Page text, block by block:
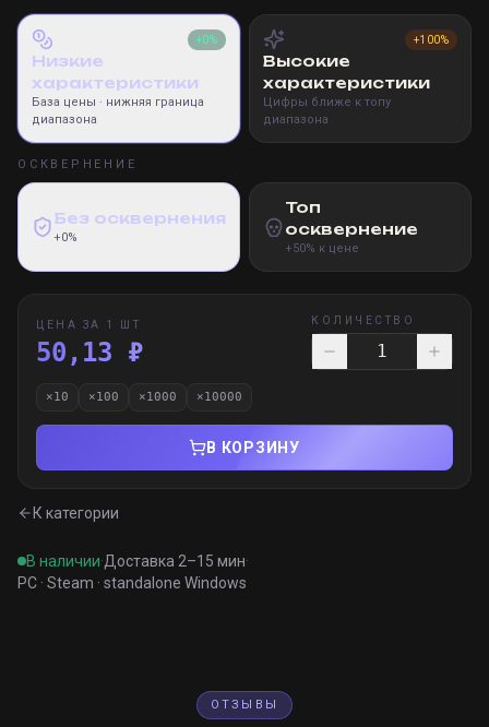
+0%
Низкие
характеристики
База цены · нижняя граница
диапазона
+100%
Высокие
характеристики
Цифры ближе к топу
диапазона
ОСКВЕРНЕНИЕ
Без осквернения
+0%
Топ
осквернение
+50% к цене
ЦЕНА ЗА 1 ШТ
50,13 ₽
КОЛИЧЕСТВО
×10 ×100 ×1000 ×10000
В КОРЗИНУ
К категории
В наличии·Доставка 2–15 мин·
PC · Steam · standalone Windows
ОТЗЫВЫ